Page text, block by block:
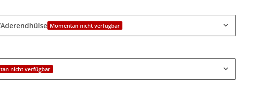
Momentan nicht verfügbar
nicht verfügbar